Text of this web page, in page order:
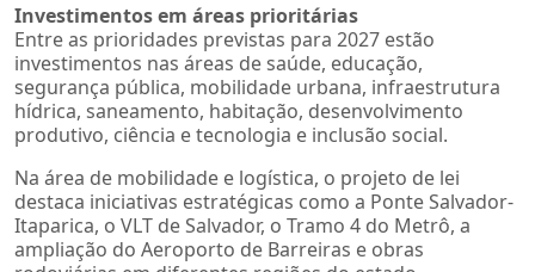
Investimentos em áreas prioritárias
Entre as prioridades previstas para 2027 estão
investimentos nas áreas de saúde, educação,
segurança pública, mobilidade urbana, infraestrutura
hídrica, saneamento, habitação, desenvolvimento
produtivo, ciência e tecnologia e inclusão social.
Na área de mobilidade e logística, o projeto de lei
destaca iniciativas estratégicas como a Ponte Salvador-
Itaparica, o VLT de Salvador, o Tramo 4 do Metrô, a
ampliação do Aeroporto de Barreiras e obras